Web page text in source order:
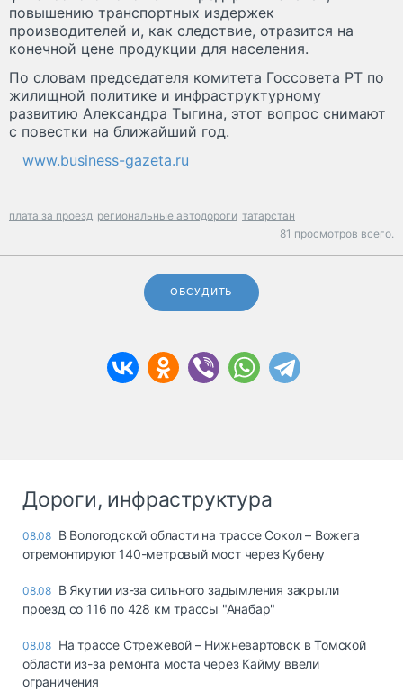
повышению транспортных издержек
производителей и, как следствие, отразится на
конечной цене продукции для населения.
По словам председателя комитета Госсовета РТ по
жилищной политике и инфраструктурному
развитию Александра Тыгина, этот вопрос снимают
с повестки на ближайший год.
www.business-gazeta.ru
плата за проезд региональные автодороги татарстан
81 просмотров всего.
ОБСУДИТЬ
Дороги, инфраструктура
08.08 В Вологодской области на трассе Сокол – Вожега
отремонтируют 140-метровый мост через Кубену
08.08 В Якутии из-за сильного задымления закрыли
проезд со 116 по 428 км трассы "Анабар"
08.08 На трассе Стрежевой – Нижневартовск в Томской
области из-за ремонта моста через Кайму ввели
ограничения